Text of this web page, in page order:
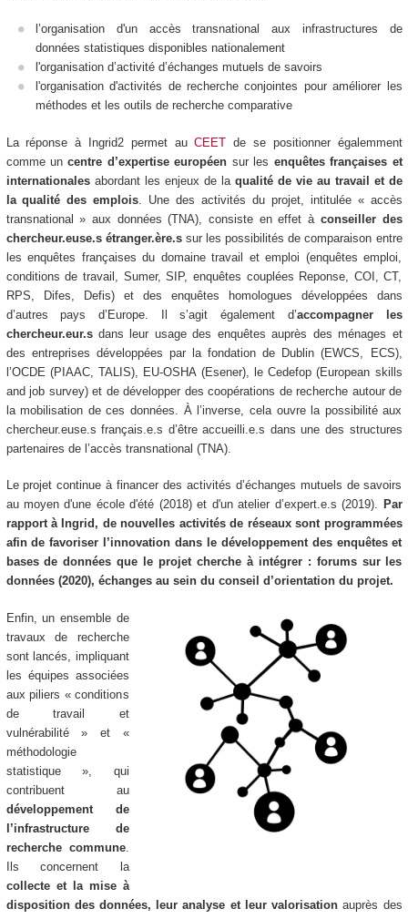
l’organisation d'un accès transnational aux infrastructures de
données statistiques disponibles nationalement
l'organisation d’activité d’échanges mutuels de savoirs
l'organisation d'activités de recherche conjointes pour améliorer les
méthodes et les outils de recherche comparative
La réponse à Ingrid2 permet auCEET de se positionner égalemment
comme uncentre d’expertise européen sur les enquêtes françaises et
internationalesabordant les enjeux de la qualité de vie au travail et de
la qualité des emplois . Une des activités du projet, intitulée « accès
transnational » aux données (TNA), consiste en effet à conseiller des
chercheur.euse.s étranger.ère.ssur les possibilités de comparaison entre
les enquêtes françaises du domaine travail et emploi (enquêtes emploi,
conditions de travail, Sumer, SIP, enquêtes couplées Reponse, COI, CT,
RPS, Difes, Defis) et des enquêtes homologues développées dans
d’autres pays d’Europe. Il s’agit également d’accompagner les
chercheur.eur.sdans leur usage des enquêtes auprès des ménages et
des entreprises développées par la fondation de Dublin (EWCS, ECS),
l’OCDE (PIAAC, TALIS), EU-OSHA (Esener), le Cedefop (European skills
and job survey) et de développer des coopérations de recherche autour de
la mobilisation de ces données. À l’inverse, cela ouvre la possibilité aux
chercheur.euse.s français.e.s d’être accueilli.e.s dans une des structures
partenaires de l’accès transnational (TNA).
Le projet continue à financer des activités d’échanges mutuels de savoirs
au moyen d'une école d'été (2018) et d'un atelier d’expert.e.s (2019). Par
rapport à Ingrid, de nouvelles activités de réseaux sont programmées
afin de favoriser l’innovation dans le développement des enquêtes et
bases de données que le projet cherche à intégrer : forums sur les
données (2020), échanges au sein du conseil d’orientation du projet.
Enfin, un ensemble de
travaux de recherche
sont lancés, impliquant
les équipes associées
aux piliers « conditions
de travail et
vulnérabilité » et «
méthodologie
statistique », qui
contribuent au
développement de
l’infrastructure de
recherche commune.
Ils concernent la
collecte et la mise à
disposition des données, leur analyse et leur valorisation auprès des